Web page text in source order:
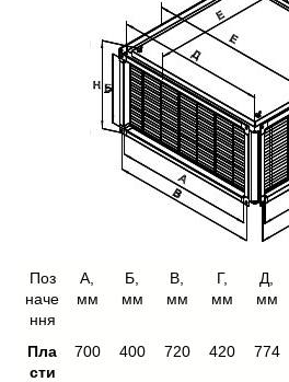
Поз
наче
ння
А,
мм
Б,
мм
В,
мм
Г,
мм
Д,
мм
Пла
сти
700 400 720 420 774